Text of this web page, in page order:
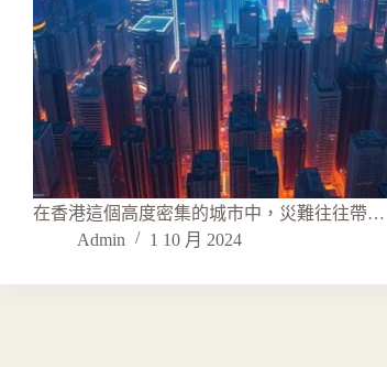
在香港這個高度密集的城市中，災難往往帶…
Admin
1 10 月 2024